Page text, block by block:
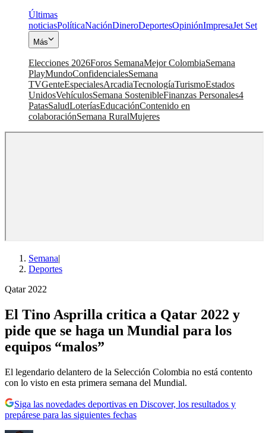
Últimas
noticiasPolíticaNaciónDineroDeportesOpiniónImpresaJet Set
Más
Elecciones 2026Foros SemanaMejor ColombiaSemana
PlayMundoConfidencialesSemana
TVGenteEspecialesArcadiaTecnologíaTurismoEstados
UnidosVehículosSemana SostenibleFinanzas Personales4
PatasSaludLoteríasEducaciónContenido en
colaboraciónSemana RuralMujeres
Semana|
Deportes
Qatar 2022
El Tino Asprilla critica a Qatar 2022 y
pide que se haga un Mundial para los
equipos “malos”
El legendario delantero de la Selección Colombia no está contento
con lo visto en esta primera semana del Mundial.
Siga las novedades deportivas en Discover, los resultados y
prepárese para las siguientes fechas